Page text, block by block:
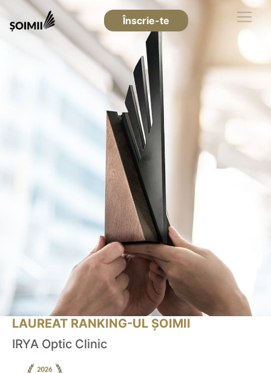
Înscrie-te
LAUREAT RANKING-UL ȘOIMII
IRYA Optic Clinic